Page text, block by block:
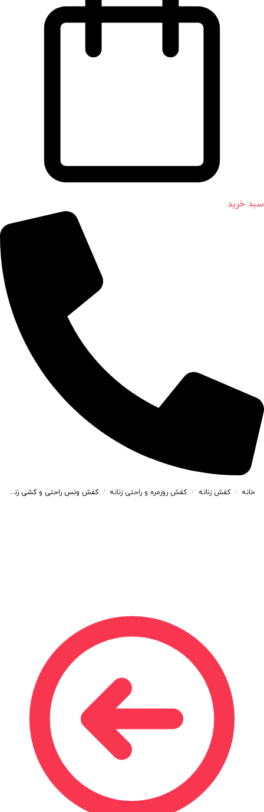
سبد خرید
خانه / کفش زنانه / کفش روزمره و راحتی زنانه / کفش ونس راحتی و کشی زنانه و دخترانه رنگ سفید کد M174